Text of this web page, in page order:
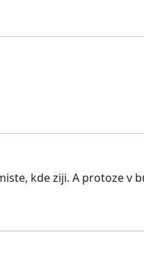
kde ziji. A protoze